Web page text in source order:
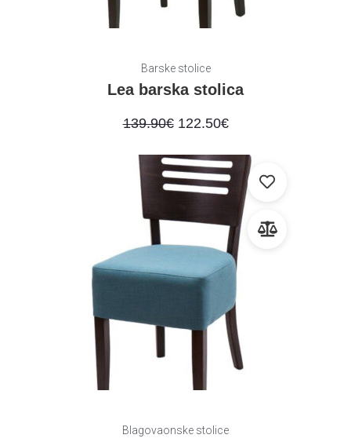
Barske stolice
Lea barska stolica
139.90€ 122.50€
Blagovaonske stolice